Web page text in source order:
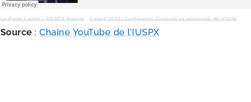
La Porte Latine – FSSPX France·7 mars 2022, Conférence Curiosité et stu­dio­si­té, M. VIAIN
Source :Chaîne YouTube de l’IUSPX